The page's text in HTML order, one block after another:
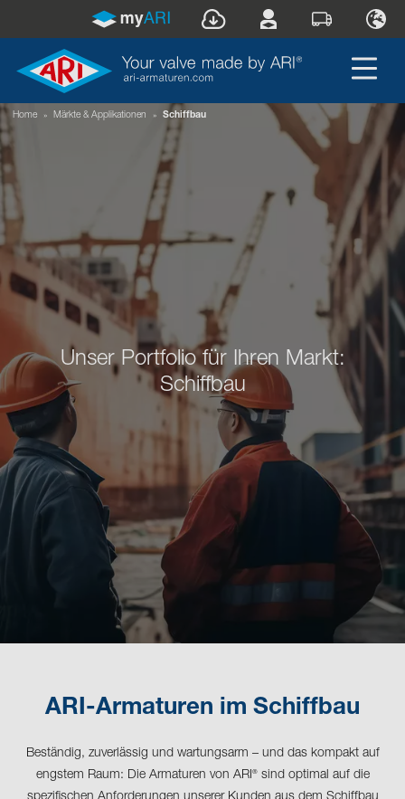
Home » Märkte & Applikationen » Schiffbau
Unser Portfolio für Ihren Markt:
Schiffbau
ARI-Armaturen im Schiffbau
Beständig, zuverlässig und wartungsarm – und das kompakt auf
engstem Raum: Die Armaturen von ARI®sind optimal auf die